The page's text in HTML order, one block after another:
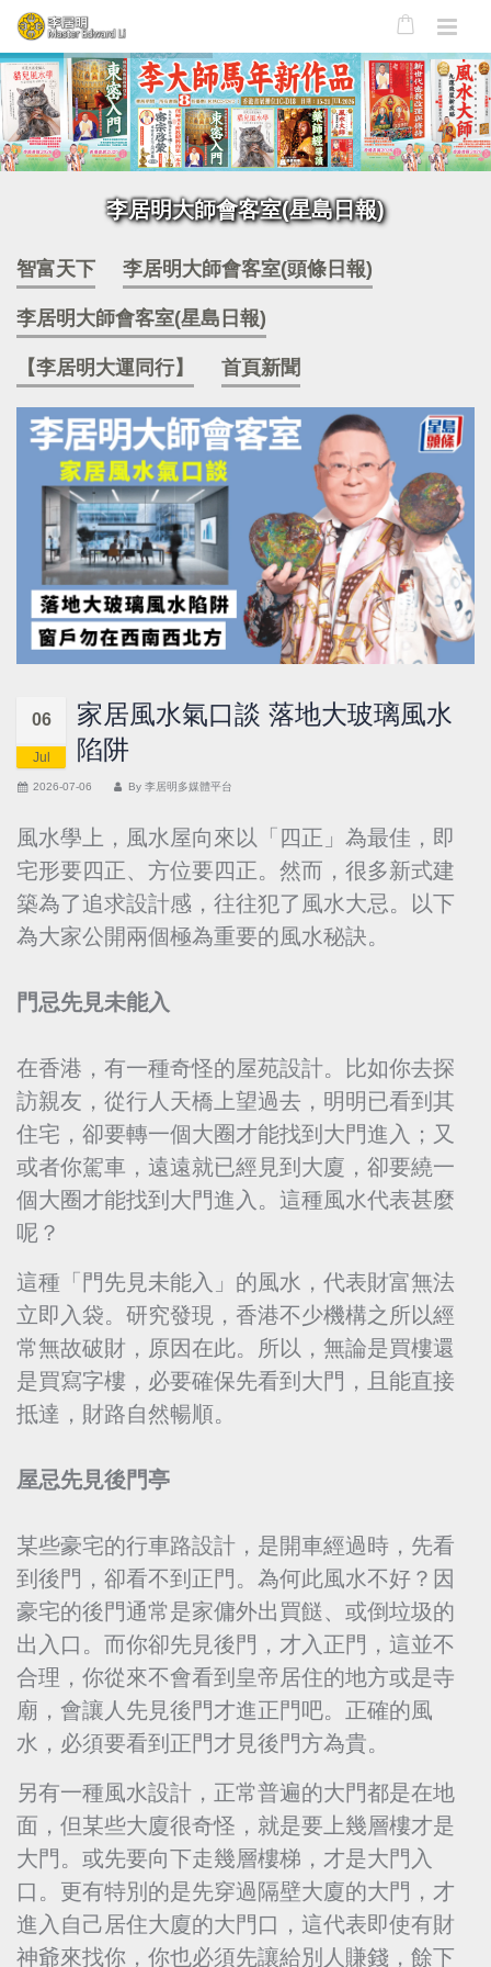
李居明大師會客室(星島日報)
智富天下 李居明大師會客室(頭條日報)
李居明大師會客室(星島日報)
【李居明大運同行】 首頁新聞
06
Jul
家居風水氣口談 落地大玻璃風水
陷阱
2026-07-06 By 李居明多媒體平台
風水學上，風水屋向來以「四正」為最佳，即
宅形要四正、方位要四正。然而，很多新式建
築為了追求設計感，往往犯了風水大忌。以下
為大家公開兩個極為重要的風水秘訣。
門忌先見未能入
在香港，有一種奇怪的屋苑設計。比如你去探
訪親友，從行人天橋上望過去，明明已看到其
住宅，卻要轉一個大圈才能找到大門進入；又
或者你駕車，遠遠就已經見到大廈，卻要繞一
個大圈才能找到大門進入。這種風水代表甚麼
呢？
這種「門先見未能入」的風水，代表財富無法
立即入袋。研究發現，香港不少機構之所以經
常無故破財，原因在此。所以，無論是買樓還
是買寫字樓，必要確保先看到大門，且能直接
抵達，財路自然暢順。
屋忌先見後門亭
某些豪宅的行車路設計，是開車經過時，先看
到後門，卻看不到正門。為何此風水不好？因
豪宅的後門通常是家傭外出買餸、或倒垃圾的
出入口。而你卻先見後門，才入正門，這並不
合理，你從來不會看到皇帝居住的地方或是寺
廟，會讓人先見後門才進正門吧。正確的風
水，必須要看到正門才見後門方為貴。
另有一種風水設計，正常普遍的大門都是在地
面，但某些大廈很奇怪，就是要上幾層樓才是
大門。或先要向下走幾層樓梯，才是大門入
口。更有特別的是先穿過隔壁大廈的大門，才
進入自己居住大廈的大門口，這代表即使有財
神爺來找你，你也必須先讓給別人賺錢，餘下